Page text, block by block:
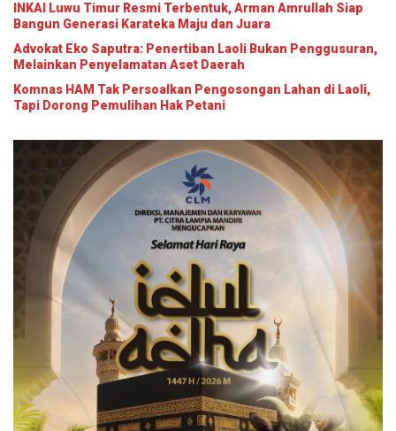
INKAI Luwu Timur Resmi Terbentuk, Arman Amrullah Siap
Bangun Generasi Karateka Maju dan Juara
Advokat Eko Saputra: Penertiban Laoli Bukan Penggusuran,
Melainkan Penyelamatan Aset Daerah
Komnas HAM Tak Persoalkan Pengosongan Lahan di Laoli,
Tapi Dorong Pemulihan Hak Petani